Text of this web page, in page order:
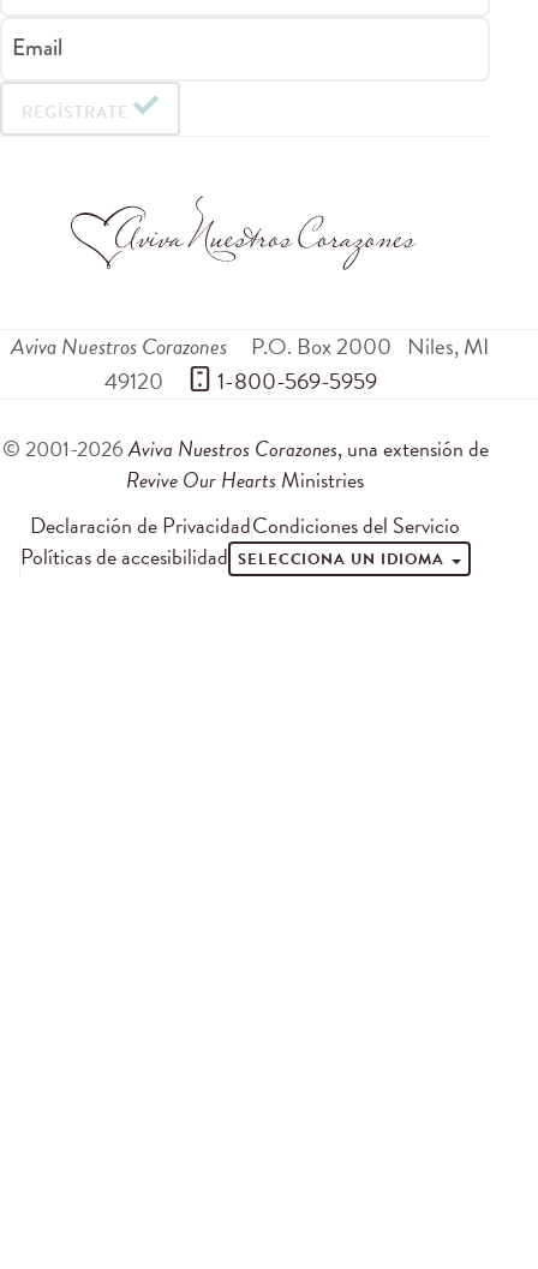
Email
REGÍSTRATE
Aviva Nuestros Corazones P.O. Box 2000 Niles,MI
49120
1-800-569-5959
© 2001-2026Aviva Nuestros Corazones, una extensión de
Revive Our Hearts Ministries
Declaración de PrivacidadCondiciones del Servicio
Políticas de accesibilidad SELECCIONA UN IDIOMA